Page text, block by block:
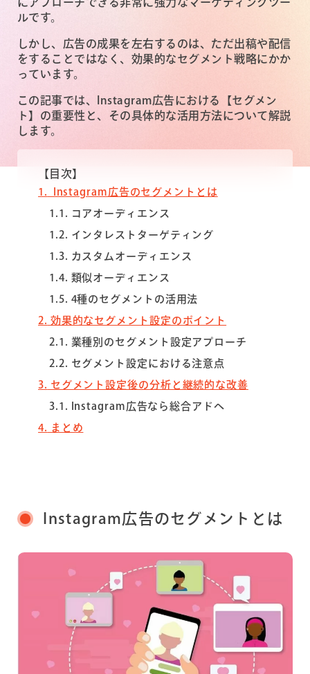
ルです。
しかし、広告の成果を左右するのは、ただ出稿や配信
をすることではなく、効果的なセグメント戦略にかか
っています。
この記事では、Instagram広告における【セグメン
ト】の重要性と、その具体的な活用方法について解説
します。
【目次】
1 Instagram広告のセグメントとは
1.1 コアオーディエンス
1.2 インタレストターゲティング
1.3 カスタムオーディエンス
1.4 類似オーディエンス
1.5 4種のセグメントの活用法
2 効果的なセグメント設定のポイント
2.1 業種別のセグメント設定アプローチ
2.2 セグメント設定における注意点
3 セグメント設定後の分析と継続的な改善
3.1 Instagram広告なら総合アドへ
4 まとめ
Instagram広告のセグメントとは